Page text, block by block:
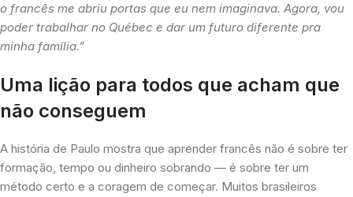
o francês me abriu portas que eu nem imaginava. Agora, vou
poder trabalhar no Québec e dar um futuro diferente pra
minha família.”
Uma lição para todos que acham que
não conseguem
A história de Paulo mostra que aprender francês não é sobre ter
formação, tempo ou dinheiro sobrando — é sobre ter um
método certo e a coragem de começar. Muitos brasileiros